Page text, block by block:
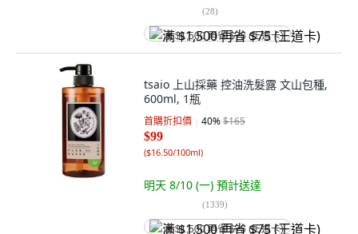
(28)
满 $1,500 再省 $75 (王道卡)
tsaio 上山採藥 控油洗髮露 文山包種,
600ml, 1瓶
首購折扣價 40%$165
$99
($16.50/100ml)
明天 8/10 (一) 預計送達
(1339)
满 $1,500 再省 $75 (王道卡)